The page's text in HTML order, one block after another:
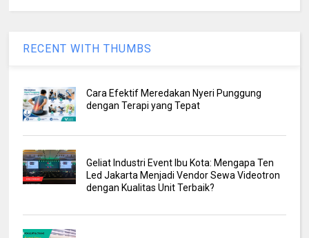
RECENT WITH THUMBS
Cara Efektif Meredakan Nyeri Punggung
dengan Terapi yang Tepat
Geliat Industri Event Ibu Kota: Mengapa Ten
Led Jakarta Menjadi Vendor Sewa Videotron
dengan Kualitas Unit Terbaik?